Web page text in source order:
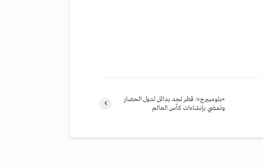
«بلومبيرج»: قطر تجد بدائل لدول الحصار
وتمضي بإنشاءات كأس العالم